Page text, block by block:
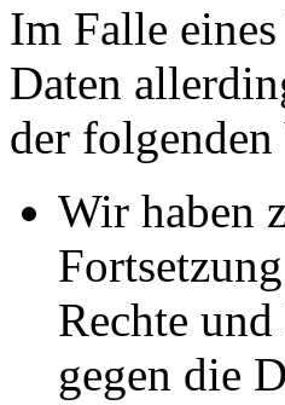
Im Falle
Daten
der
Wir haben
Rechte
gegen die